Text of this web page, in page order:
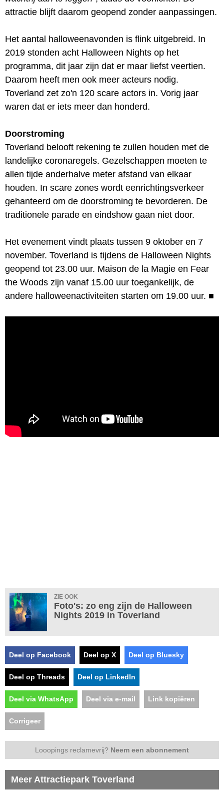
attractie blijft daarom geopend zonder aanpassingen.
Het aantal halloweenavonden is flink uitgebreid. In
2019 stonden acht Halloween Nights op het
programma, dit jaar zijn dat er maar liefst veertien.
Daarom heeft men ook meer acteurs nodig.
Toverland zet zo'n 120 scare actors in. Vorig jaar
waren dat er iets meer dan honderd.
Doorstroming
Toverland belooft rekening te zullen houden met de
landelijke coronaregels. Gezelschappen moeten te
allen tijde anderhalve meter afstand van elkaar
houden. In scare zones wordt eenrichtingsverkeer
gehanteerd om de doorstroming te bevorderen. De
traditionele parade en eindshow gaan niet door.
Het evenement vindt plaats tussen 9 oktober en 7
november. Toverland is tijdens de Halloween Nights
geopend tot 23.00 uur. Maison de la Magie en Fear
the Woods zijn vanaf 15.00 uur toegankelijk, de
andere halloweenactiviteiten starten om 19.00 uur. ■
ZIE OOK
Foto's: zo eng zijn de Halloween
Nights 2019 in Toverland
Deel op Facebook Deel op X Deel op Bluesky
Deel op Threads Deel op LinkedIn
Deel via WhatsApp Deel via e-mail Link kopiëren
Corrigeer
Looopings reclamevrij? Neem een abonnement
Meer Attractiepark Toverland